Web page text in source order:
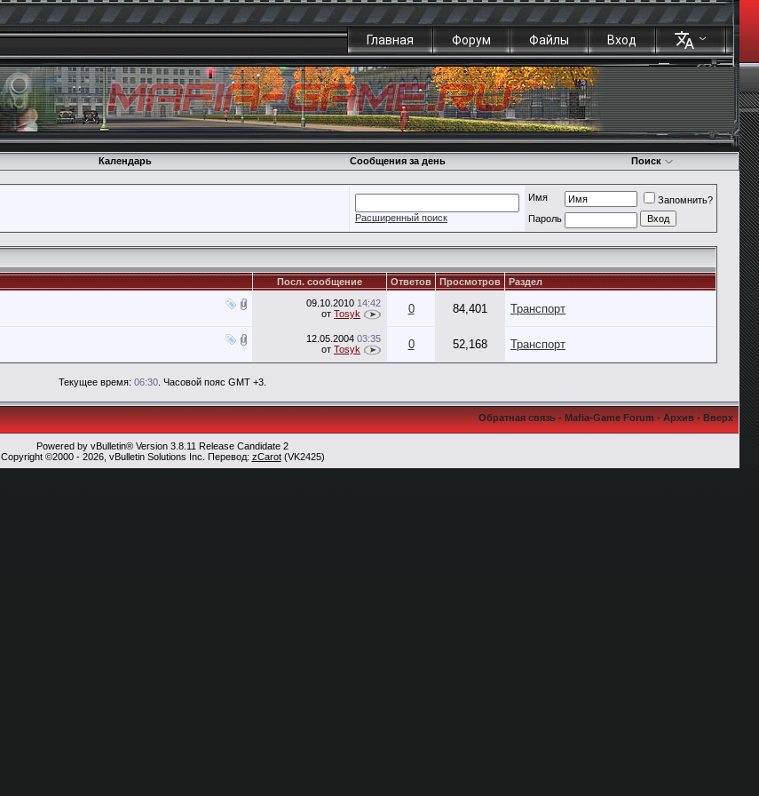
Главная Форум Файлы Вход
Календарь Сообщения за день Поиск
Расширенный поиск
Имя
Запомнить?
Пароль
Посл. сообщение Ответов Просмотров Раздел
09.10.2010 14:42
от Tosyk 0 84,401 Транспорт
12.05.2004 03:35
от Tosyk 0 52,168 Транспорт
Текущее время: 06:30 . Часовой пояс GMT +3.
Обратная связь-Mafia-Game Forum-Архив-Вверх
Powered by vBulletin® Version 3.8.11 Release Candidate 2
Copyright ©2000 - 2026, vBulletin Solutions Inc. Перевод: zCarot(VK2425)